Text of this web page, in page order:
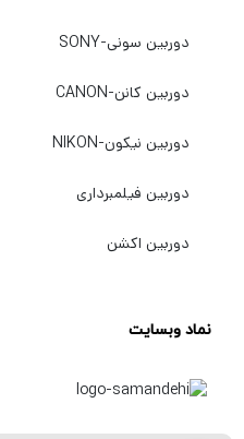
دوربین سونی-SONY
دوربین کانن-CANON
دوربین نیکون-NIKON
دوربین فیلمبرداری
دوربین اکشن
نماد وبسایت